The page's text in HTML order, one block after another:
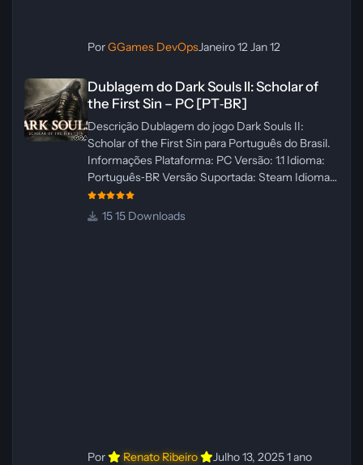
PorGGames DevOpsJaneiro 12Jan 12
Dublagem do Dark Souls II: Scholar of
the First Sin – PC [PT‑BR]
Descrição Dublagem do jogo Dark Souls II:
Scholar of the First Sin para Português do Brasil.
Informações Plataforma: PC Versão: 1.1 Idioma:
Português‑BR Versão Suportada: Steam Idioma
Suportado: Inglês Lançamento: 23/04/2025
Atualização: 24/04/2025 Tamanho: 469 MB
15 Downloads
Por Renato Ribeiro Julho 13, 20251 ano